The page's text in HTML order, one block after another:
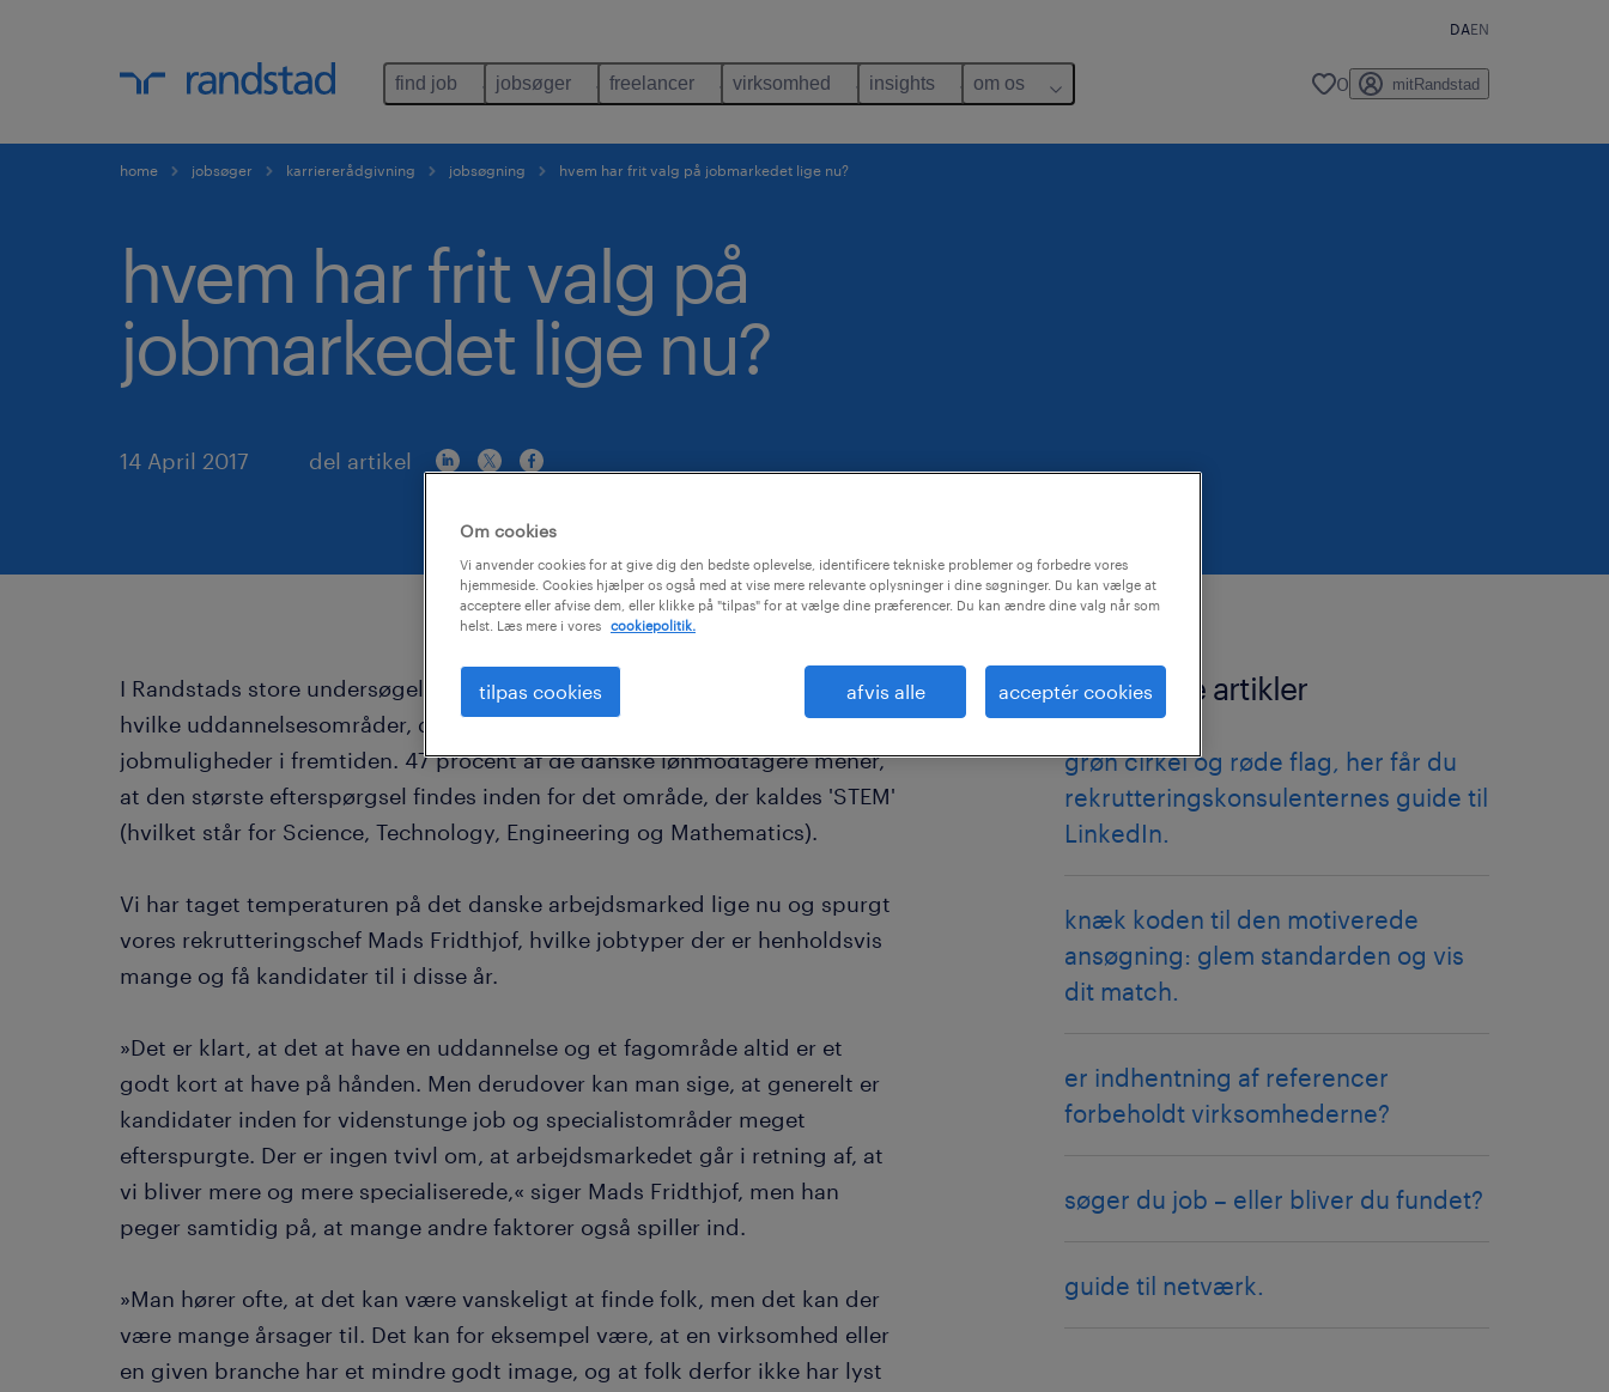
DAEN
find job jobsøger freelancer virksomhed insights om os 0 mitRandstad
home jobsøger karriererådgivning jobsøgning hvem har frit valg på jobmarkedet lige nu?
hvem har frit valg på
jobmarkedet lige nu?
14 April 2017 del artikel
I Randstads store undersøgelse, Workmonitor, har vi tidligere spurgt ind til
hvilke uddannelsesområder, der er bedst, hvis man ønsker gode
jobmuligheder i fremtiden. 47 procent af de danske lønmodtagere mener,
at den største efterspørgsel findes inden for det område, der kaldes 'STEM'
(hvilket står for Science, Technology, Engineering og Mathematics).
Vi har taget temperaturen på det danske arbejdsmarked lige nu og spurgt
vores rekrutteringschef Mads Fridthjof, hvilke jobtyper der er henholdsvis
mange og få kandidater til i disse år.
»Det er klart, at det at have en uddannelse og et fagområde altid er et
godt kort at have på hånden. Men derudover kan man sige, at generelt er
kandidater inden for videnstunge job og specialistområder meget
efterspurgte. Der er ingen tvivl om, at arbejdsmarkedet går i retning af, at
vi bliver mere og mere specialiserede,« siger Mads Fridthjof, men han
peger samtidig på, at mange andre faktorer også spiller ind.
»Man hører ofte, at det kan være vanskeligt at finde folk, men det kan der
være mange årsager til. Det kan for eksempel være, at en virksomhed eller
en given branche har et mindre godt image, og at folk derfor ikke har lyst
relaterede artikler
grøn cirkel og røde flag, her får du
rekrutteringskonsulenternes guide til
LinkedIn.
knæk koden til den motiverede
ansøgning: glem standarden og vis
dit match.
er indhentning af referencer
forbeholdt virksomhederne?
søger du job – eller bliver du fundet?
guide til netværk.
Om cookies
Vi anvender cookies for at give dig den bedste oplevelse, identificere tekniske problemer og forbedre vores
hjemmeside. Cookies hjælper os også med at vise mere relevante oplysninger i dine søgninger. Du kan vælge at
acceptere eller afvise dem, eller klikke på "tilpas" for at vælge dine præferencer. Du kan ændre dine valg når som
helst. Læs mere i vores
cookiepolitik.
tilpas cookies afvis alle acceptér cookies